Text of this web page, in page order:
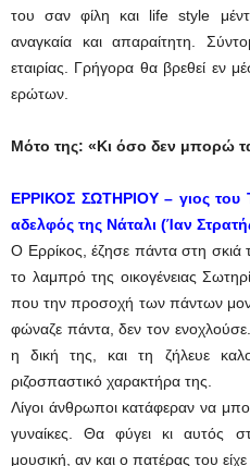
του σαν φίλη και life style
αναγκαία και απαραίτητη.
εταιρίας. Γρήγορα θα βρεθεί εν
ερώτων.
Μότο της: «Κι όσο δεν μπορώ
ΕΡΡΙΚΟΣ ΣΩΤΗΡΙΟΥ – γιος του
αδελφός της Νάταλι (Ίαν
Ο Ερρίκος, έζησε πάντα στη σκιά
το λαμπρό της οικογένειας
που την προσοχή των πάντων
φώναζε πάντα, δεν τον
η δική της, και τη ζήλευε
ριζοσπαστικό χαρακτήρα της.
Λίγοι άνθρωποι κατάφεραν να
γυναίκες. Θα φύγει κι αυτός
μουσική, αν και ο πατέρας του